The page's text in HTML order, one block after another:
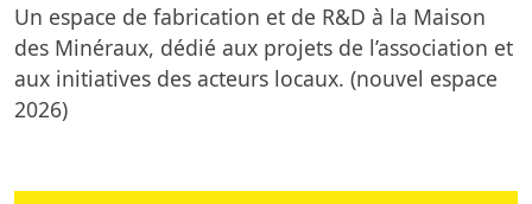
Un espace de fabrication et de R&D à la Maison
des Minéraux, dédié aux projets de l’association et
aux initiatives des acteurs locaux. (nouvel espace
2026)